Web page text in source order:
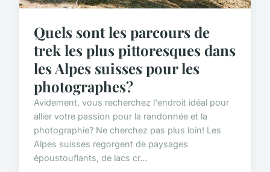
Quels sont les parcours de
trek les plus pittoresques dans
les Alpes suisses pour les
photographes?
Avidement, vous recherchez l'endroit idéal pour
allier votre passion pour la randonnée et la
photographie? Ne cherchez pas plus loin! Les
Alpes suisses regorgent de paysages
époustouflants, de lacs cr...